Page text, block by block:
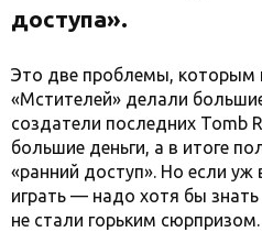
доступа».
Это две проблемы, которым
«Мстителей» делали
создатели последних Tomb
большие деньги, а в итоге
«ранний доступ». Но если уж
играть — надо хотя бы
не стали горьким сюрпризом.